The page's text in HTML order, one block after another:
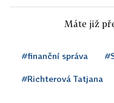
Máte již
#finanční správa
#Richterová Tatjana